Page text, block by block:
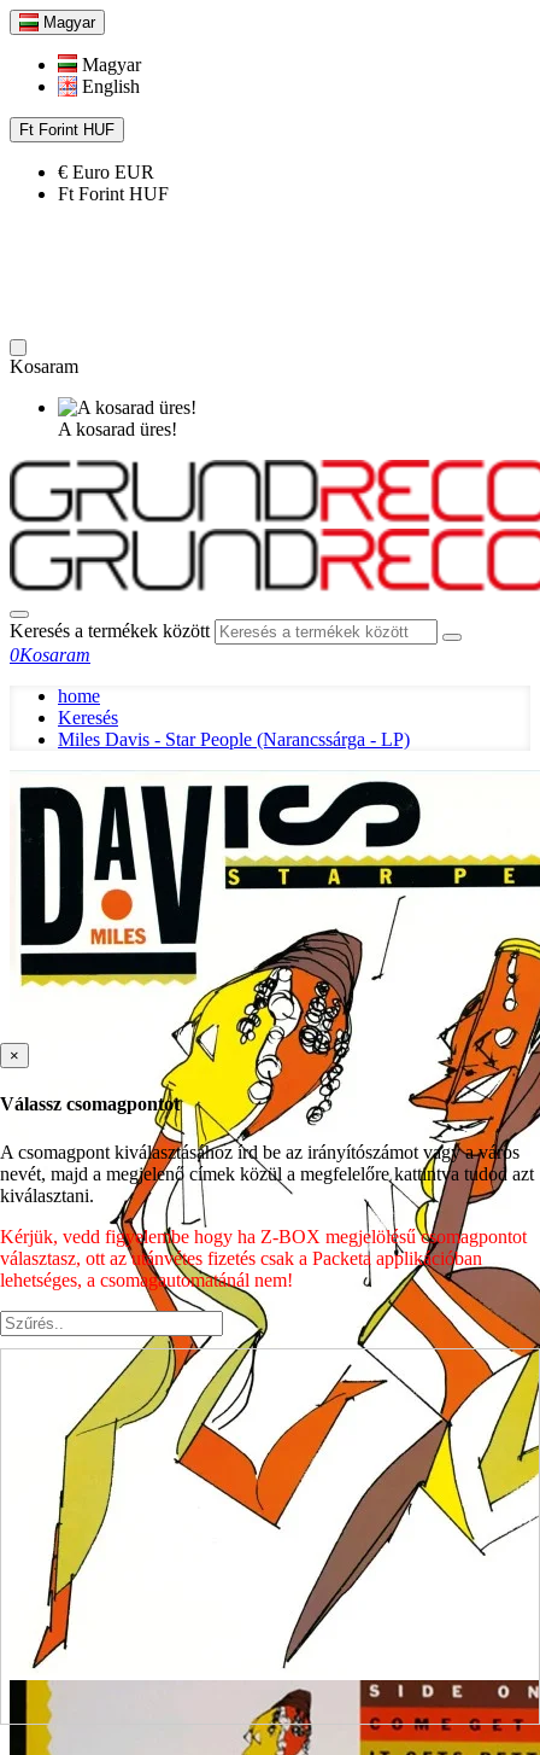
Magyar
Magyar
English
Ft Forint HUF
€ Euro EUR
Ft Forint HUF
Kosaram
A kosarad üres!
Keresés a termékek között
0Kosaram
home
Keresés
Miles Davis - Star People (Narancssárga - LP)
×
Válassz csomagpontot
A csomagpont kiválasztásához írd be az irányítószámot vagy a város
nevét, majd a megjelenő címek közül a megfelelőre kattintva tudod azt
kiválasztani.
Kérjük, vedd figyelembe hogy ha Z-BOX megjelölésű csomagpontot
választasz, ott az utánvétes fizetés csak a Packeta applikációban
lehetséges, a csomagautomatánál nem!